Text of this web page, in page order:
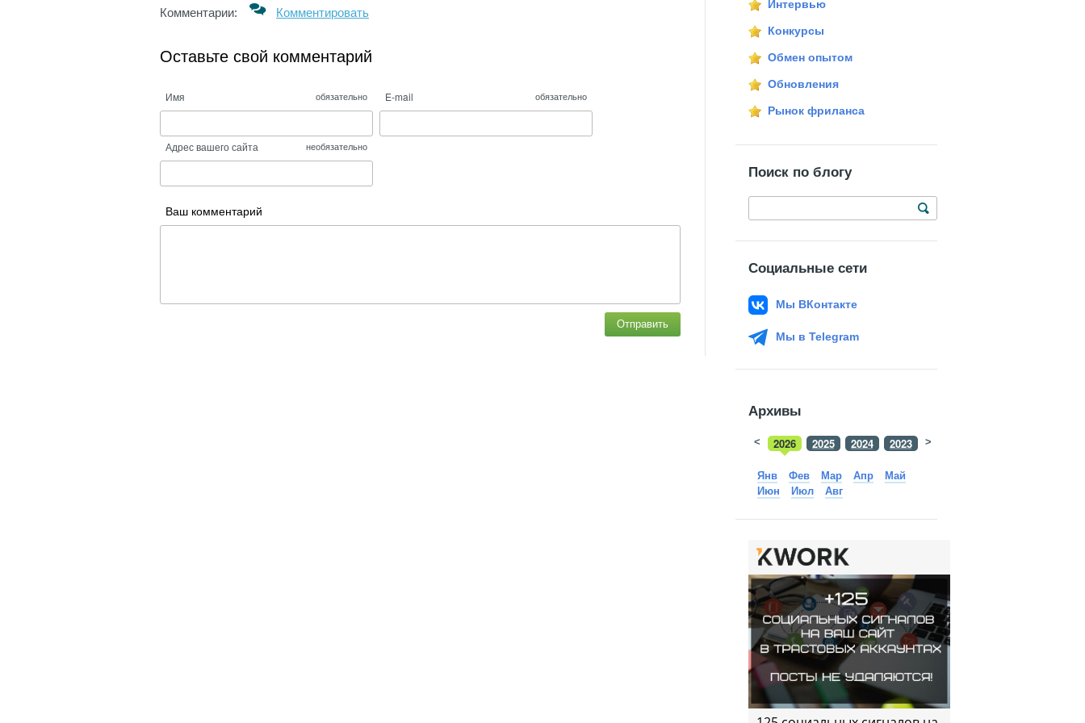
Комментарии: Комментировать
Оставьте свой комментарий
Имя обязательно E-mail обязательно
Адрес вашего сайта необязательно
Ваш комментарий
Отправить
Интервью
Конкурсы
Обмен опытом
Обновления
Рынок фриланса
Поиск по блогу
Социальные сети
Мы ВКонтакте
Мы в Telegram
Архивы
2026 2025 2024 2023 2022
< >
Янв Фев Мар Апр
Май
Июн
Июл Авг